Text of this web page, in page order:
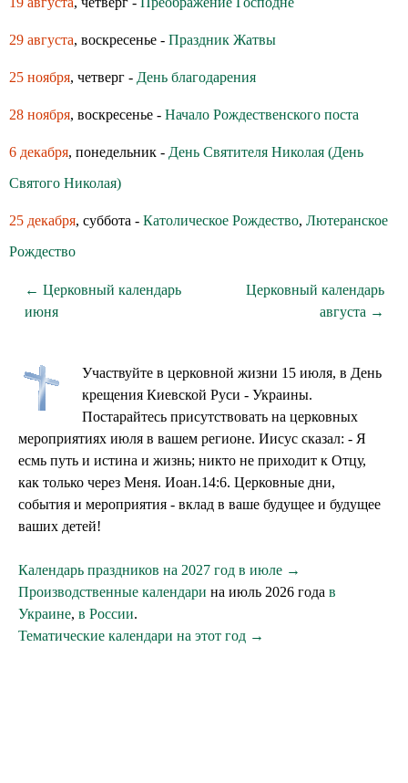
29 августа, воскресенье - Праздник Жатвы
25 ноября, четверг - День благодарения
28 ноября, воскресенье - Начало Рождественского поста
6 декабря, понедельник - День Святителя Николая (День
Святого Николая)
25 декабря, суббота - Католическое Рождество, Лютеранское
Рождество
← Церковный календарь
июня
Церковный календарь
августа →
Участвуйте в церковной жизни 15 июля, в День
крещения Киевской Руси - Украины.
Постарайтесь присутствовать на церковных
мероприятиях июля в вашем регионе. Иисус сказал: - Я
есмь путь и истина и жизнь; никто не приходит к Отцу,
как только через Меня. Иоан.14:6. Церковные дни,
события и мероприятия - вклад в ваше будущее и будущее
ваших детей!
Календарь праздников на 2027 год в июле →
Производственные календари на июль 2026 года в
Украине, в России.
Тематические календари на этот год →